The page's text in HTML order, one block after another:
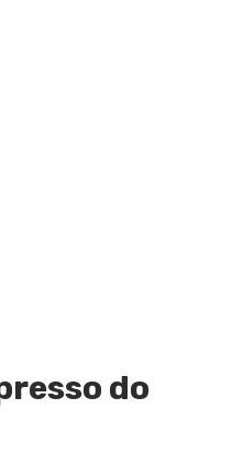
do